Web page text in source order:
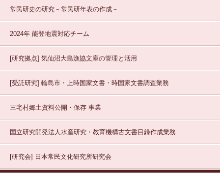
常民研史の研究－常民研年表の作成－
2024年 能登地震対応チーム
[研究拠点] 気仙沼大島漁協文庫の管理と活用
[受託研究] 輪島市・上時国家文書・時国家文書調査業務
三宅村郷土資料公開・保存 事業
国立研究開発法人水産研究・教育機構古文書目録作成業務
[研究会] 日本常民文化研究所研究会